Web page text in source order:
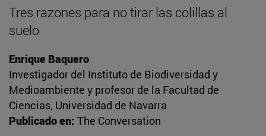
Tres razones para no tirar las colillas al
suelo
Enrique Baquero
Investigador del Instituto de Biodiversidad y
Medioambiente y profesor de la Facultad de
Ciencias, Universidad de Navarra
Publicado en: The Conversation